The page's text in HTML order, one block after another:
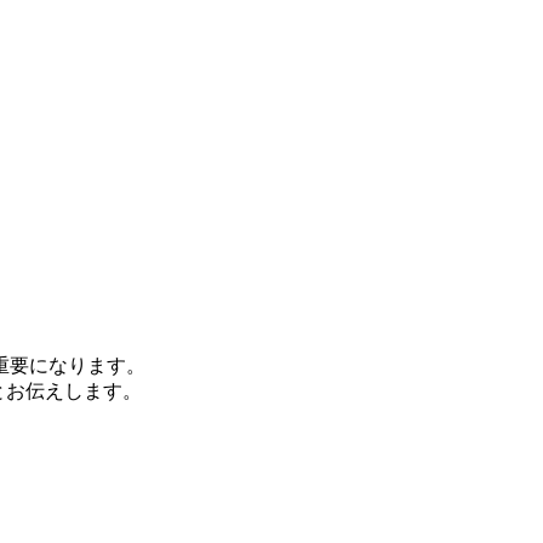
になります。
伝えします。